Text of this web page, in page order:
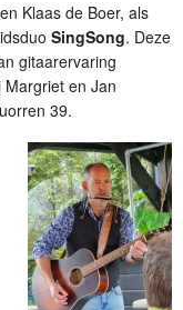
Klaas de Boer, als
SingSong. Deze
gitaarervaring
Margriet en Jan
39.